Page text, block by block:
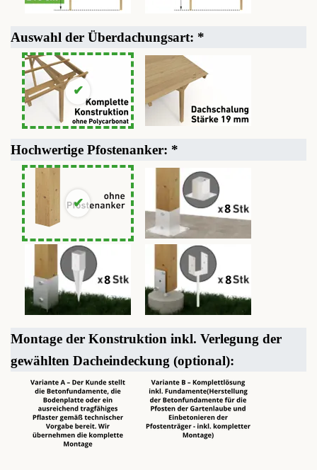
Auswahl der Überdachungsart: *
Hochwertige Pfostenanker: *
Montage der Konstruktion inkl. Verlegung der
gewählten Dacheindeckung (optional):